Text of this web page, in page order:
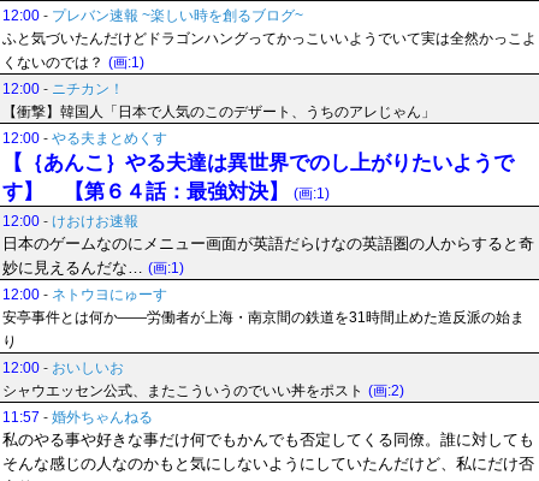
12:00 - プレバン速報 ~楽しい時を創るブログ~
ふと気づいたんだけどドラゴンハングってかっこいいようでいて実は全然かっこよ
くないのでは？ (画:1)
12:00 - ニチカン！
【衝撃】韓国人「日本で人気のこのデザート、うちのアレじゃん」
12:00 - やる夫まとめくす
【｛あんこ｝やる夫達は異世界でのし上がりたいようで
す】 【第６４話：最強対決】
(画:1)
12:00 - けおけお速報
日本のゲームなのにメニュー画面が英語だらけなの英語圏の人からすると奇
妙に見えるんだな… (画:1)
12:00 - ネトウヨにゅーす
安亭事件とは何か——労働者が上海・南京間の鉄道を31時間止めた造反派の始ま
り
12:00 - おいしいお
シャウエッセン公式、またこういうのでいい丼をポスト (画:2)
11:57 - 婚外ちゃんねる
私のやる事や好きな事だけ何でもかんでも否定してくる同僚。誰に対しても
そんな感じの人なのかもと気にしないようにしていたんだけど、私にだけ否